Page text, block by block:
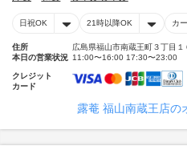
日祝OK 21時以降OK カ
住所
広島県福山市南蔵王町３丁目１
本日の営業状況 11:00〜16:00 17:30〜23:00
クレジット
カード
露菴 福山南蔵王店の